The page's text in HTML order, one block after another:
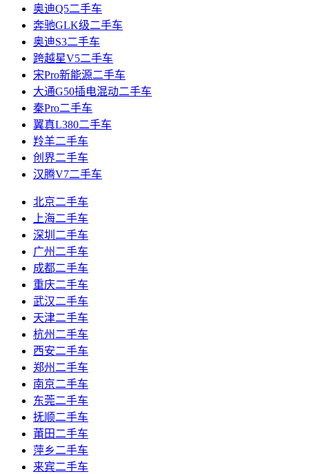
奥迪Q5二手车
奔驰GLK级二手车
奥迪S3二手车
跨越星V5二手车
宋Pro新能源二手车
大通G50插电混动二手车
秦Pro二手车
翼真L380二手车
羚羊二手车
创界二手车
汉腾V7二手车
北京二手车
上海二手车
深圳二手车
广州二手车
成都二手车
重庆二手车
武汉二手车
天津二手车
杭州二手车
西安二手车
郑州二手车
南京二手车
东莞二手车
抚顺二手车
莆田二手车
萍乡二手车
来宾二手车